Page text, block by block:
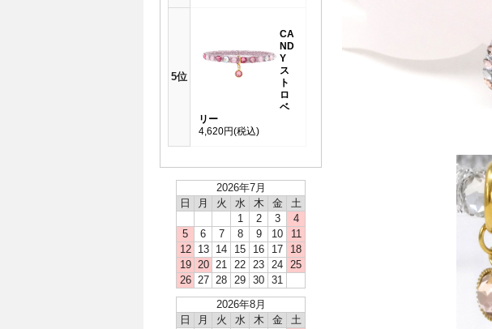
5位
CA
ND
Y
ス
ト
ロ
ベ
リー
4,620円(税込)
2026年7月
日
月 火 水 木 金
土
1
2 3
4
5
6 7 8 9 10
11
12
13 14 15 16 17
18
19
20 21 22 23 24
25
26
27 28 29 30 31
2026年8月
日
月 火 水 木 金
土